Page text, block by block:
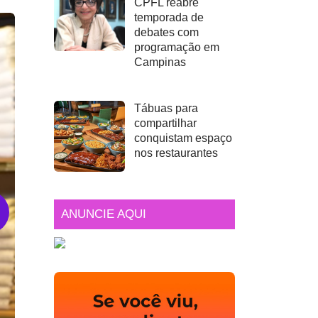
CPFL reabre
temporada de
debates com
programação em
Campinas
Tábuas para
compartilhar
conquistam espaço
nos restaurantes
ANUNCIE AQUI